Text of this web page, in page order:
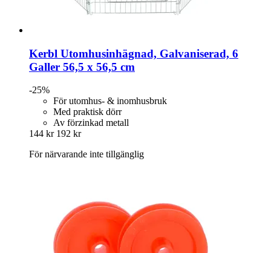
Kerbl Utomhusinhägnad, Galvaniserad, 6
Galler 56,5 x 56,5 cm
-25%
För utomhus- & inomhusbruk
Med praktisk dörr
Av förzinkad metall
144 kr 192 kr
För närvarande inte tillgänglig